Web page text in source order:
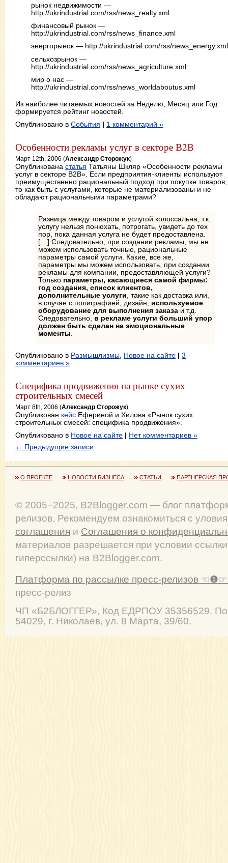
рынок недвижимости —
http://ukrindustrial.com/rss/news_realty.xml
финансовый рынок —
http://ukrindustrial.com/rss/news_finance.xml
энергорынок — http://ukrindustrial.com/rss/news_energy.xml
сельхозрынок —
http://ukrindustrial.com/rss/news_agriculture.xml
мир о нас —
http://ukrindustrial.com/rss/news_worldaboutus.xml
Из наиболее читаемых новостей за Неделю, Месяц или Год
формируется рейтинг новостей.
Опубликовано в События | 1 комментарий »
Особенности рекламы услуг в секторе В2В
Март 12th, 2006 (Александр Сторожук)
Опубликована статья Татьяны Шкляр «Особенности рекламы
услуг в секторе В2В». Если предприятия-клиенты используют
преимущественно рациональный подход при покупке товаров,
то как быть с услугами, которые не материализованы и не
обладают рациональными параметрами?
Разница между товаром и услугой колоссальна, т.к.
услугу нельзя понюхать, потрогать, увидеть до тех
пор, пока данная услуга не будет предоставлена.
[…] Следовательно, при создании рекламы, мы не
можем использовать точные, рациональные
параметры самой услуги. Какие, все же,
параметры мы можем использовать, при создании
рекламы для компании, предоставляющей услуги?
Только параметры, касающиеся самой фирмы:
год создания, список клиентов,
дополнительные услуги , такие как доставка или,
в случае с полиграфией, дизайн; используемое
оборудование для выполнения заказа и т.д.
Следовательно, в рекламе услуги больший упор
должен быть сделан на эмоциональные
моменты
Опубликовано в Размышлизмы Новое на сайте | 3
комментариев »
Специфика продвижения на рынке сухих
строительных смесей
Март 8th, 2006 (Александр Сторожук)
Опубликован кейс Ефериной и Хилова «Рынок сухих
строительных смесей: специфика продвижения».
Опубликовано в Новое на сайте | Нет комментариев »
← Предыдущие записи
О ПРОЕКТЕ НОВОСТИ БИЗНЕСА СТАТЬИ ПАРТНЕРСКАЯ
© 2005−2025, B2Blogger.com — блог
релизов. Рекомендуем ознакомиться с
соглашения и Соглашения о
материалов разрешается при условии
гиперссылки) на B2Blogger.com.
Платформа по рассылке пресс-релизов ☜❶☞
пресс-релиз
ЧП «Б2БЛОГГЕР», Код ЕДРПОУ 35356529.
54029, г. Николаев, ул. 8 Марта, 39/60.